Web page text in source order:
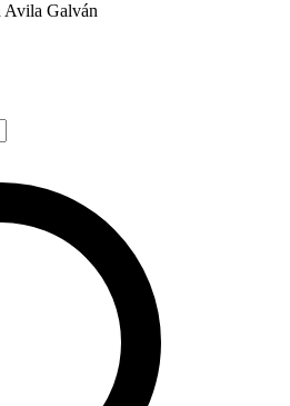
Avila Galván